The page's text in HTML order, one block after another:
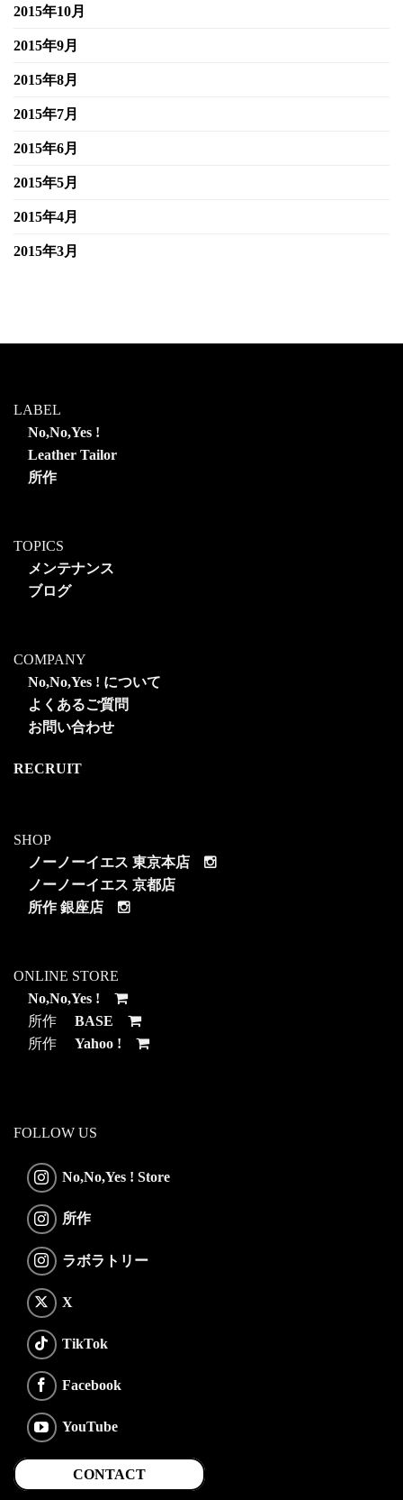
2015年10月
2015年9月
2015年8月
2015年7月
2015年6月
2015年5月
2015年4月
2015年3月
LABEL
No,No,Yes !
Leather Tailor
所作
TOPICS
メンテナンス
ブログ
COMPANY
No,No,Yes ! について
よくあるご質問
お問い合わせ
RECRUIT
SHOP
ノーノーイエス 東京本店
ノーノーイエス 京都店
所作 銀座店
ONLINE STORE
No,No,Yes !
所作 BASE
所作 Yahoo !
FOLLOW US
No,No,Yes ! Store
所作
ラボラトリー
X
TikTok
Facebook
YouTube
CONTACT